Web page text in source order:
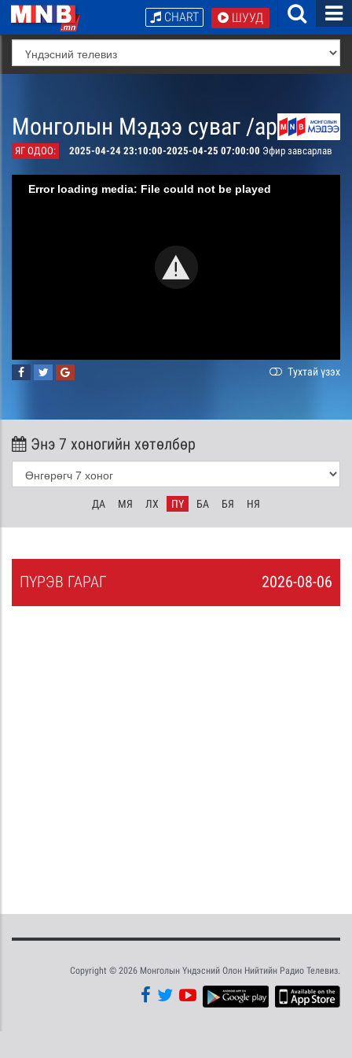
ШУУД
CHART
Монголын Мэдээ суваг /архив/
ЯГ ОДОО: 2025-04-24 23:10:00-2025-04-25 07:00:00 Эфир завсарлав
Error loading media: File could not be played
Тухтай үзэх
Энэ 7 хоногийн хөтөлбөр
ДА МЯ ЛХ ПҮ БА БЯ НЯ
2026-08-06
ПҮРЭВ ГАРАГ
Copyright © 2026 Монголын Үндэсний Олон Нийтийн Радио Телевиз.